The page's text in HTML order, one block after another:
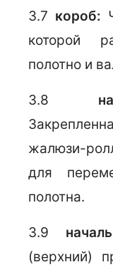
3.7 короб:
которой
полотно и
3.8
жалюзи-
для
полотна.
3.9
(верхний)